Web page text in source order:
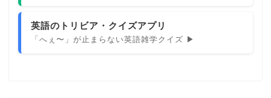
英語のトリビア・クイズアプリ
「へぇ〜」が止まらない英語雑学クイズ ▶